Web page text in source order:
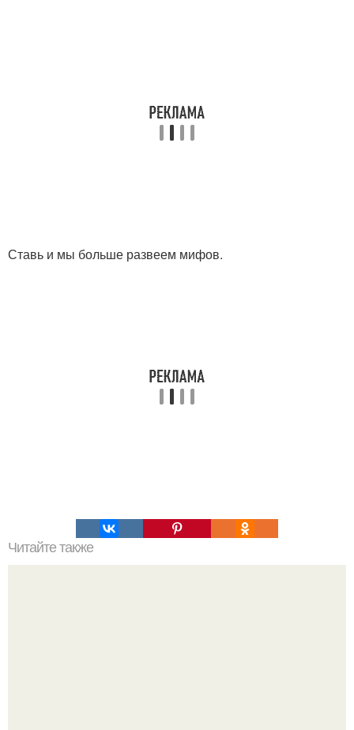
Ставь и мы больше развеем мифов.
Читайте также